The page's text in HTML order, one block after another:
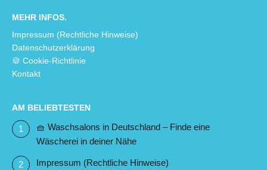
MEHR INFOS.
Impressum (Rechtliche Hinweise)
Datenschutzerklärung
🍪 Cookie-Richtlinie
Kontakt
AM BELIEBTESTEN
🧺 Waschsalons in Deutschland – Finde eine
Wäscherei in deiner Nähe
Impressum (Rechtliche Hinweise)